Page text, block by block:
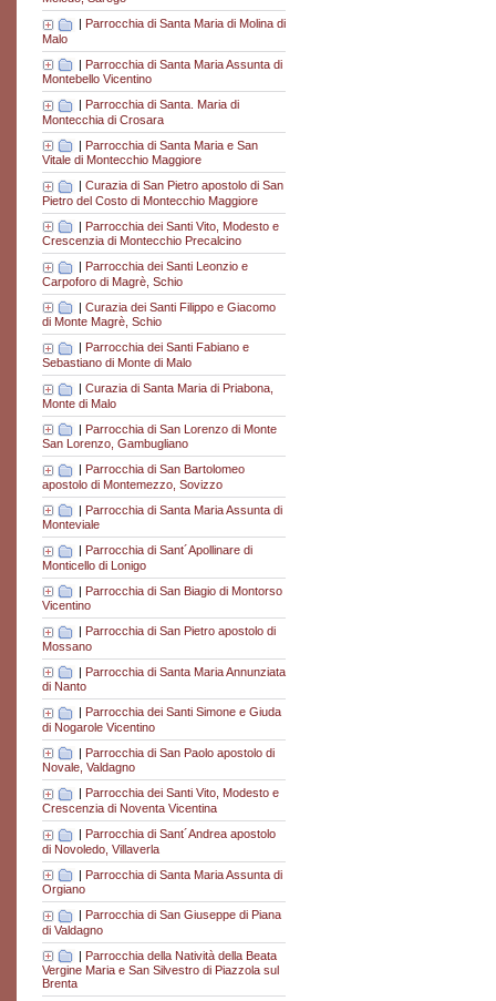
| Parrocchia di Santa Maria di Molina di
Malo
| Parrocchia di Santa Maria Assunta di
Montebello Vicentino
| Parrocchia di Santa. Maria di
Montecchia di Crosara
| Parrocchia di Santa Maria e San
Vitale di Montecchio Maggiore
Curazia di San Pietro apostolo di San
Pietro del Costo di Montecchio Maggiore
| Parrocchia dei Santi Vito, Modesto e
Crescenzia di Montecchio Precalcino
Parrocchia dei Santi Leonzio e
Carpoforo di Magrè, Schio
| Curazia dei Santi Filippo e Giacomo
di Monte Magrè, Schio
Parrocchia dei Santi Fabiano e
Sebastiano di Monte di Malo
| Curazia di Santa Maria di Priabona,
Monte di Malo
| Parrocchia di San Lorenzo di Monte
San Lorenzo, Gambugliano
| Parrocchia di San Bartolomeo
apostolo di Montemezzo, Sovizzo
| Parrocchia di Santa Maria Assunta di
Monteviale
| Parrocchia di Sant´Apollinare di
Monticello di Lonigo
| Parrocchia di San Biagio di Montorso
Vicentino
Parrocchia di San Pietro apostolo di
Mossano
| Parrocchia di Santa Maria Annunziata
di Nanto
Parrocchia dei Santi Simone e Giuda
di Nogarole Vicentino
| Parrocchia di San Paolo apostolo di
Novale, Valdagno
Parrocchia dei Santi Vito, Modesto e
Crescenzia di Noventa Vicentina
| Parrocchia di Sant´Andrea apostolo
di Novoledo, Villaverla
| Parrocchia di Santa Maria Assunta di
Orgiano
| Parrocchia di San Giuseppe di Piana
di Valdagno
| Parrocchia della Natività della Beata
Vergine Maria e San Silvestro di Piazzola sul
Brenta